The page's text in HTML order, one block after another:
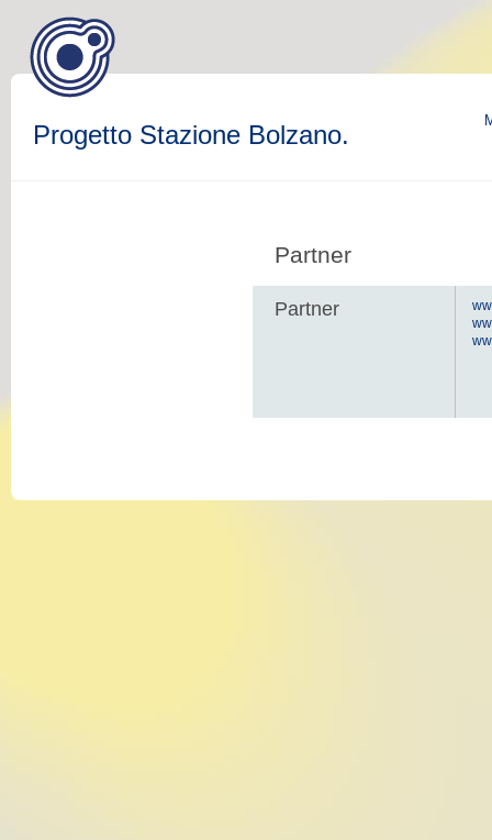
Progetto Stazione Bolzano.
Partner
Partner